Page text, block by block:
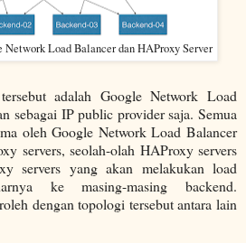
Network Load Balancer dan HAProxy Server
adalah Google Network Load
sebagai IP public provider saja. Semua
oleh Google Network Load Balancer
servers, seolah-olah HAProxy servers
servers yang akan melakukan load
ke masing-masing backend.
dengan topologi tersebut antara lain